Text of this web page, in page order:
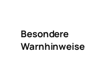
Besondere
Warnhinweise